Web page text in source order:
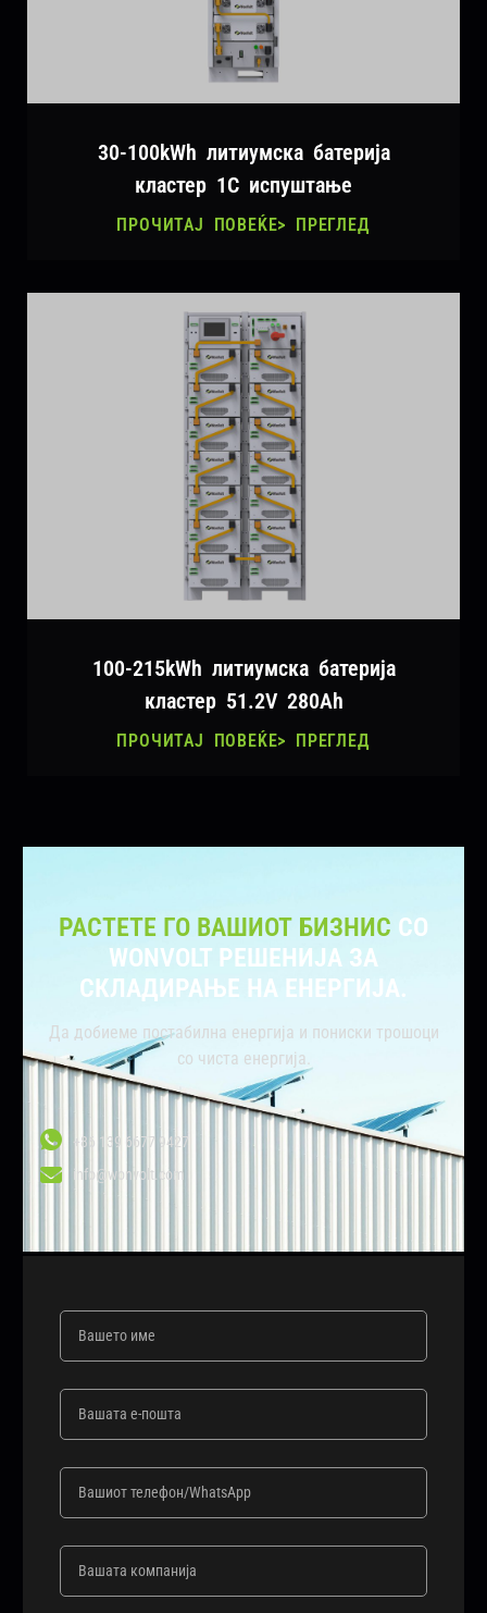
30-100kWh литиумска батерија
кластер 1C испуштање
ПРОЧИТАЈ ПОВЕЌЕ> ПРЕГЛЕД
100-215kWh литиумска батерија
кластер 51.2V 280Ah
ПРОЧИТАЈ ПОВЕЌЕ> ПРЕГЛЕД
РАСТЕТЕ ГО ВАШИОТ БИЗНИС СО
WONVOLT РЕШЕНИЈА ЗА
СКЛАДИРАЊЕ НА ЕНЕРГИЈА.
Да добиеме постабилна енергија и пониски трошоци
со чиста енергија.
+86 139 6677 9427
info@wonvolt.com